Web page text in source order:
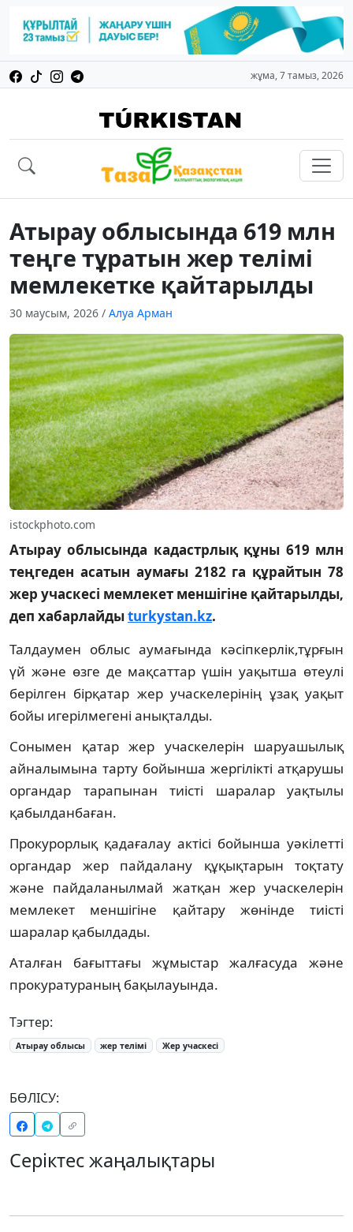
жұма, 7 тамыз, 2026
Атырау облысында 619 млн
теңге тұратын жер телімі
мемлекетке қайтарылды
30 маусым, 2026 / Алуа Арман
istockphoto.com
Атырау облысында кадастрлық құны 619 млн
теңгеден асатын аумағы 2182 га құрайтын 78
жер учаскесі мемлекет меншігіне қайтарылды,
деп хабарлайдыturkystan.kz.
Талдаумен облыс аумағында кәсіпкерлік,тұрғын
үй және өзге де мақсаттар үшін уақытша өтеулі
берілген бірқатар жер учаскелерінің ұзақ уақыт
бойы игерілмегені анықталды.
Сонымен қатар жер учаскелерін шаруашылық
айналымына тарту бойынша жергілікті атқарушы
органдар тарапынан тиісті шаралар уақтылы
қабылданбаған.
Прокурорлық қадағалау актісі бойынша уәкілетті
органдар жер пайдалану құқықтарын тоқтату
және пайдаланылмай жатқан жер учаскелерін
мемлекет меншігіне қайтару жөнінде тиісті
шаралар қабылдады.
Аталған бағыттағы жұмыстар жалғасуда және
прокуратураның бақылауында.
Тэгтер:
Атырау облысы жер телімі Жер учаскесі
БӨЛІСУ:
Серіктес жаңалықтары